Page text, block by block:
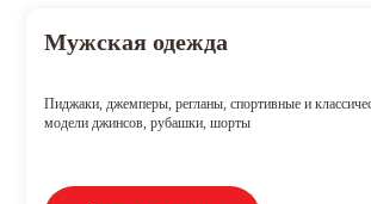
Мужская одежда
Пиджаки, джемперы, регланы, спортивные и
модели джинсов, рубашки, шорты